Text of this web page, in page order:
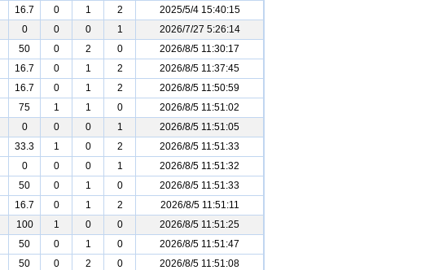
16.7 0 1 2
2025/5/4 15:40:15
0 0 0 1
2026/7/27 5:26:14
50 0 2 0
2026/8/5 11:30:17
16.7 0 1 2
2026/8/5 11:37:45
16.7 0 1 2
2026/8/5 11:50:59
75 1 1 0
2026/8/5 11:51:02
0 0 0 1
2026/8/5 11:51:05
33.3 1 0 2
2026/8/5 11:51:33
0 0 0 1
2026/8/5 11:51:32
50 0 1 0
2026/8/5 11:51:33
16.7 0 1 2
2026/8/5 11:51:11
100 1 0 0
2026/8/5 11:51:25
50 0 1 0
2026/8/5 11:51:47
50 0 2 0
2026/8/5 11:51:08